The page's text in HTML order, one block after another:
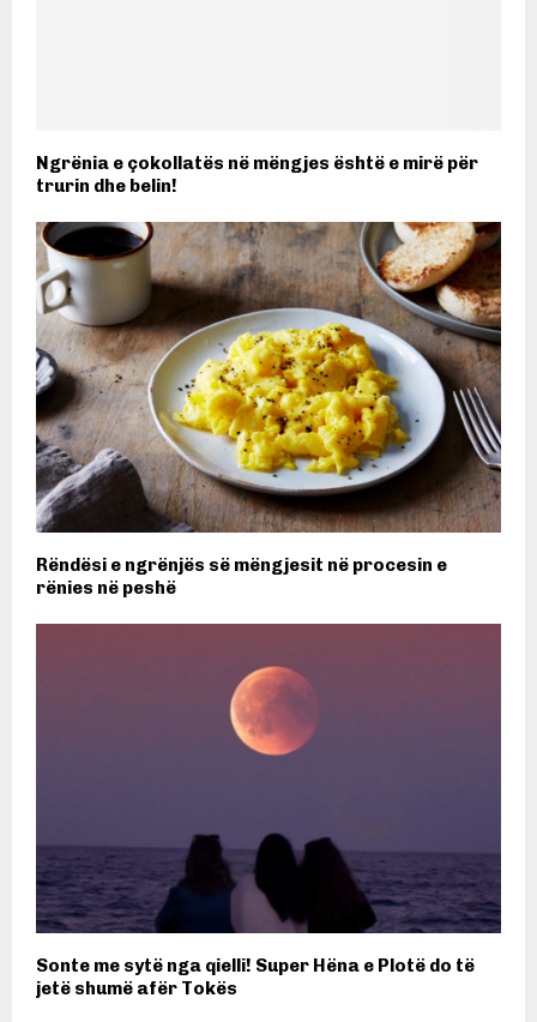
Ngrënia e çokollatës në mëngjes është e mirë për
trurin dhe belin!
Rëndësi e ngrënjës së mëngjesit në procesin e
rënies në peshë
Sonte me sytë nga qielli! Super Hëna e Plotë do të
jetë shumë afër Tokës